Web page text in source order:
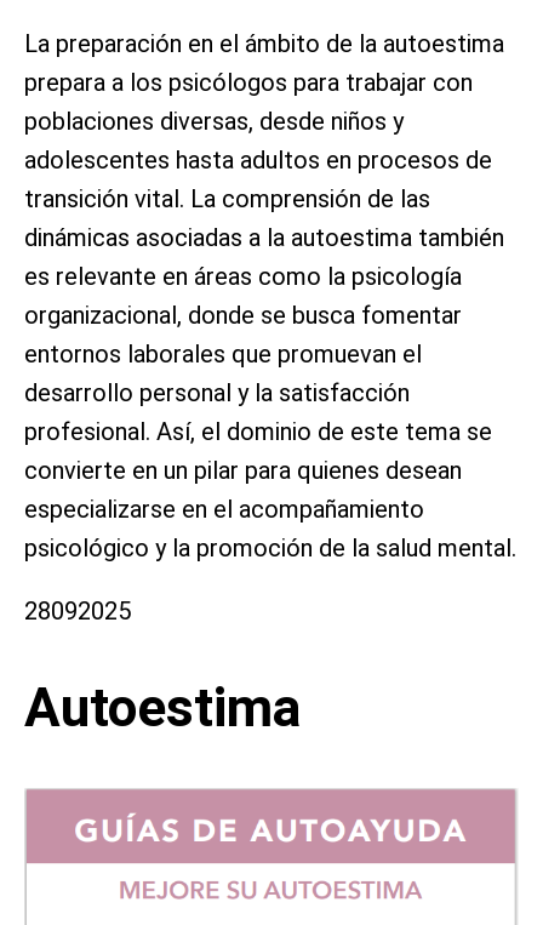
La preparación en el ámbito de la autoestima
prepara a los psicólogos para trabajar con
poblaciones diversas, desde niños y
adolescentes hasta adultos en procesos de
transición vital. La comprensión de las
dinámicas asociadas a la autoestima también
es relevante en áreas como la psicología
organizacional, donde se busca fomentar
entornos laborales que promuevan el
desarrollo personal y la satisfacción
profesional. Así, el dominio de este tema se
convierte en un pilar para quienes desean
especializarse en el acompañamiento
psicológico y la promoción de la salud mental.
28092025
Autoestima